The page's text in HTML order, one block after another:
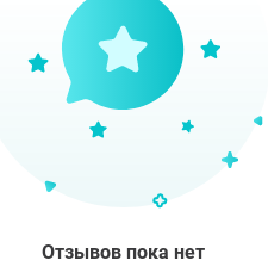
Отзывов пока нет